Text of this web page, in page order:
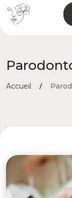
Skip
Accueil /